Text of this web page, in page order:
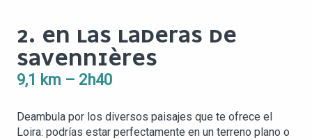
2. EN LAS LADERAS DE
SAVENNIÈRES
9,1 km – 2h40
Deambula por los diversos paisajes que te ofrece el
Loira: podrías estar perfectamente en un terreno plano o